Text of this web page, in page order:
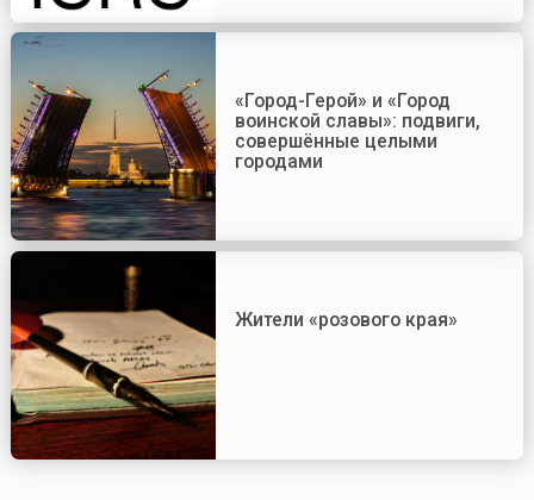
«Город-Герой» и «Город
воинской славы»: подвиги,
совершённые целыми
городами
Жители «розового края»